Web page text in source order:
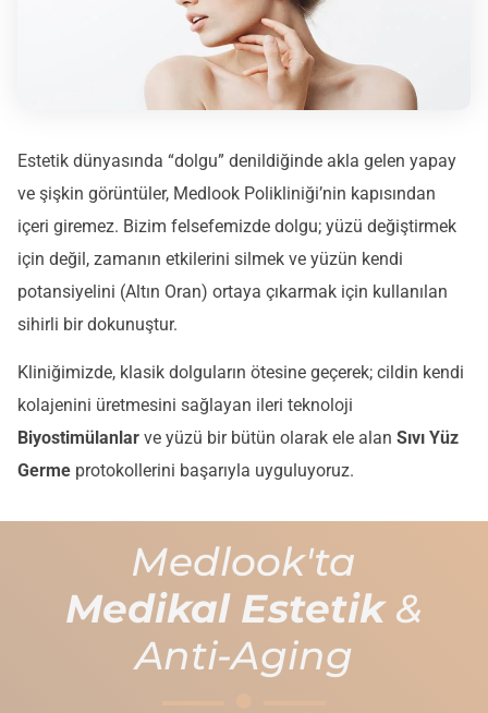
Estetik dünyasında “dolgu” denildiğinde akla gelen yapay
ve şişkin görüntüler, Medlook Polikliniği’nin kapısından
içeri giremez. Bizim felsefemizde dolgu; yüzü değiştirmek
için değil, zamanın etkilerini silmek ve yüzün kendi
potansiyelini (Altın Oran) ortaya çıkarmak için kullanılan
sihirli bir dokunuştur.
Kliniğimizde, klasik dolguların ötesine geçerek; cildin kendi
kolajenini üretmesini sağlayan ileri teknoloji
Biyostimülanlar ve yüzü bir bütün olarak ele alan Sıvı Yüz
Germe protokollerini başarıyla uyguluyoruz.
Medlook'ta
Medikal Estetik&
Anti-Aging